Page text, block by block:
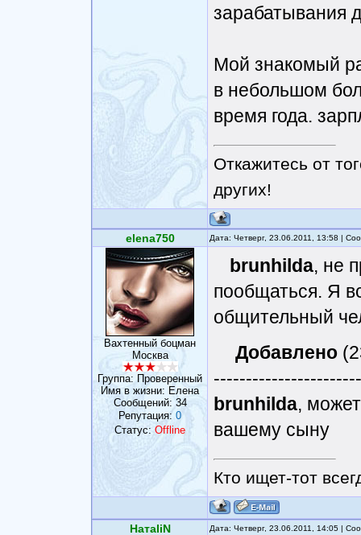
зарабатывания
Мой знакомый
в небольшом
время года.
Откажитесь от
других!
elena750 Дата: Четверг, 23.06.2011, 13:58 |
Вахтенный боцман
Москва
Группа: Проверенный
Имя в жизни: Елена
Сообщений: 34
Репутация: 0
Статус: Offline
brunhilda, не
пообщаться. Я
общительный
Добавлено
brunhilda,
вашему сыну
Кто ищет-тот
НатаliN Дата: Четверг, 23.06.2011, 14:05 |